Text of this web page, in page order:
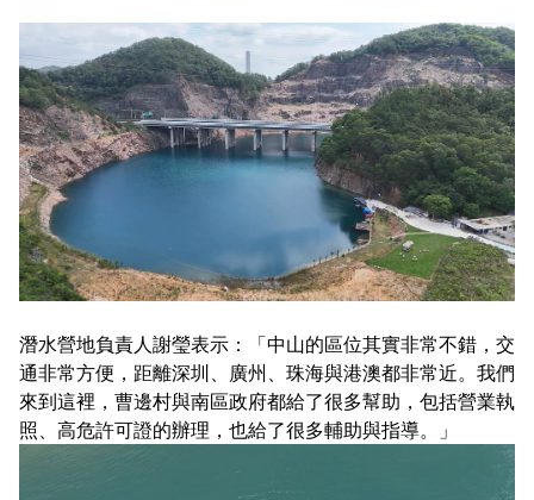
潛水營地負責人謝瑩表示：「中山的區位其實非常不錯，交
通非常方便，距離深圳、廣州、珠海與港澳都非常近。我們
來到這裡，曹邊村與南區政府都給了很多幫助，包括營業執
照、高危許可證的辦理，也給了很多輔助與指導。」